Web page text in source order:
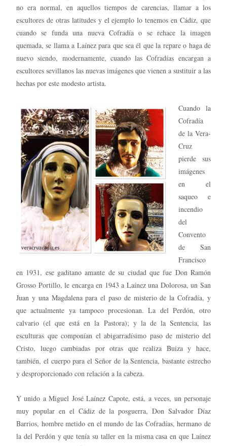
no era normal, en aquellos tiempos de carencias, llamar a los
escultores de otras latitudes y el ejemplo lo tenemos en Cádiz, que
cuando se funda una nueva Cofradía o se rehace la imagen
quemada, se llama a Laínez para que sea él que la repare o haga de
nuevo siendo, modernamente, cuando las Cofradías encargan a
escultores sevillanos las nuevas imágenes que vienen a sustituir a las
hechas por este modesto artista.
Cuando la
Cofradía
de la Vera-
Cruz
pierde sus
imágenes
en el
saqueo e
incendio
del
Convento
de San
Francisco
en 1931, ese gaditano amante de su ciudad que fue Don Ramón
Grosso Portillo, le encarga en 1943 a Laínez una Dolorosa, un San
Juan y una Magdalena para el paso de misterio de la Cofradía, y
que actualmente ya tampoco procesionan. La del Perdón, otro
calvario (el que está en la Pastora); y la de la Sentencia, las
esculturas que componían el abigarradísimo paso de misterio del
Cristo, luego cambiadas por otras que realiza Buiza y hace,
también, el cuerpo para el Señor de la Sentencia, bastante estrecho
y desproporcionado con relación a la cabeza.
Y unido a Miguel José Laínez Capote, está, a veces, un personaje
muy popular en el Cádiz de la posguerra, Don Salvador Díaz
Barrios, hombre metido en el mundo de las Cofradías, hermano de
la del Perdón y que tenía su taller en la misma casa en que Laínez